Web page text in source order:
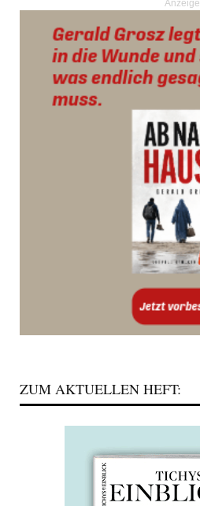
Anzeige
ZUM AKTUELLEN HEFT: